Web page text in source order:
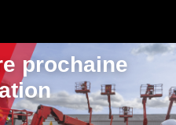
prochaine